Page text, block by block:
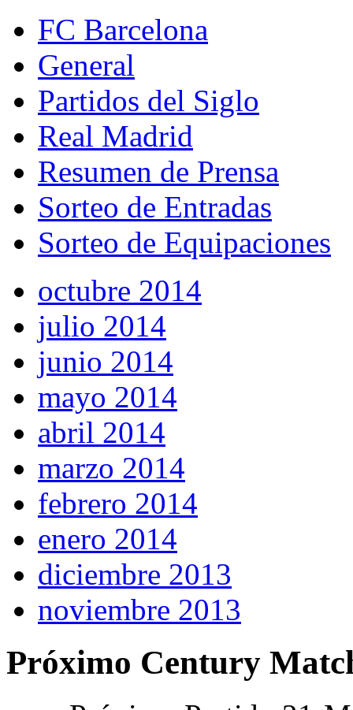
FC Barcelona
General
Partidos del Siglo
Real Madrid
Resumen de Prensa
Sorteo de Entradas
Sorteo de Equipaciones
octubre 2014
julio 2014
junio 2014
mayo 2014
abril 2014
marzo 2014
febrero 2014
enero 2014
diciembre 2013
noviembre 2013
Próximo Century